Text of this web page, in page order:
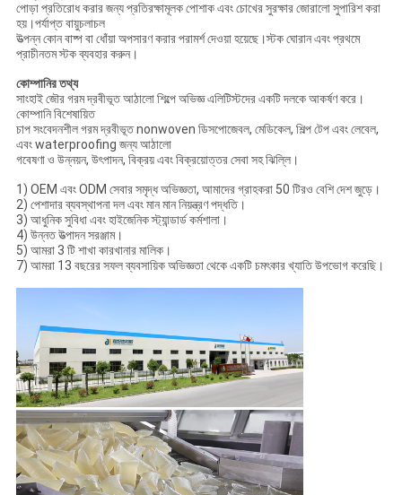
পোড়া প্রতিরোধ করার জন্য প্রতিরক্ষামূলক পোশাক এবং চোখের সুরক্ষার জোরালো সুপারিশ করা
হয়।পর্যাপ্ত বায়ুচলাচল
উত্পন্ন কোন বাষ্প বা ধোঁয়া অপসারণ করার পরামর্শ দেওয়া হয়েছে।স্টক ঘোরান এবং প্রথমে
প্রাচীনতম স্টক ব্যবহার করুন।
কোম্পানির তথ্য
সাংহাই জৌর গরম দ্রবীভূত আঠালো শিল্পে অভিজ্ঞ এলিটিস্টদের একটি দলকে আকর্ষণ করে।
কোম্পানি বিশেষায়িত
চাপ সংবেদনশীল গরম দ্রবীভূত nonwoven ডিসপোজেবল, মেডিকেল, শিল্প টেপ এবং লেবেল,
এবং waterproofing জন্য আঠালো
গবেষণা ও উন্নয়ন, উৎপাদন, বিক্রয় এবং বিক্রয়োত্তর সেবা সহ ঝিল্লি।
1) OEM এবং ODM সেবার সমৃদ্ধ অভিজ্ঞতা, আমাদের গ্রাহকরা 50 টিরও বেশি দেশ জুড়ে।
2) পেশাদার ব্যবস্থাপনা দল এবং মান মান নিয়ন্ত্রণ পদ্ধতি।
3) আধুনিক সুবিধা এবং হাইজেনিক স্ট্যান্ডার্ড কর্মশালা।
4) উন্নত উত্পাদন সরঞ্জাম।
5) আমরা 3 টি শাখা কারখানার মালিক।
7) আমরা 13 বছরের সফল ব্যবসায়িক অভিজ্ঞতা থেকে একটি চমৎকার খ্যাতি উপভোগ করেছি।